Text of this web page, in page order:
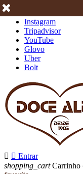
Instagram
Tripadvisor
YouTube
Glovo
Uber
Bolt
  Entrar
shopping_cart Carrinho